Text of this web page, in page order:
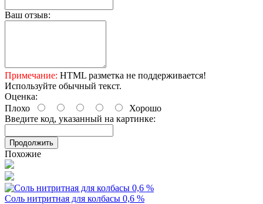
Ваш отзыв:
Примечание: HTML разметка не поддерживается!
Используйте обычный текст.
Оценка:
Плохо
Хорошо
Введите код, указанный на картинке:
Продолжить
Похожие
Соль нитритная для колбасы 0,6 %